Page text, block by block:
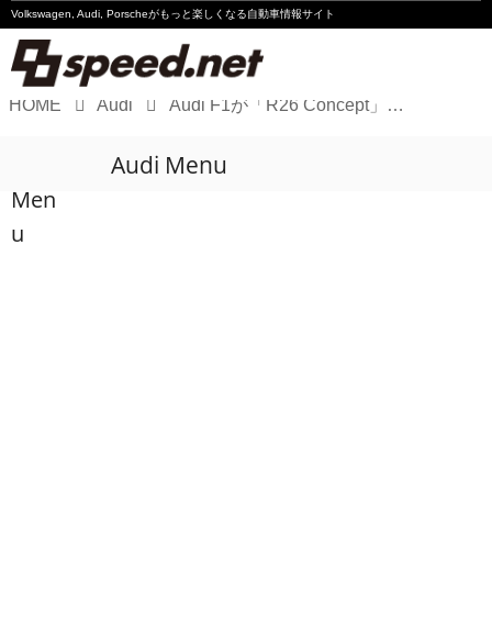
Volkswagen, Audi, Porscheがもっと楽しくなる自動車情報サイト
Audi
HOME Audi Audi F1が「R26 Concept」を公開
Men
u
Audi Menu